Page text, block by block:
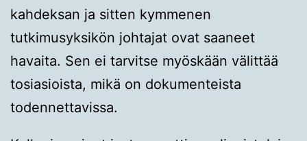
kahdeksan ja sitten kymmenen
tutkimusyksikön johtajat ovat saaneet
havaita. Sen ei tarvitse myöskään välittää
tosiasioista, mikä on dokumenteista
todennettavissa.